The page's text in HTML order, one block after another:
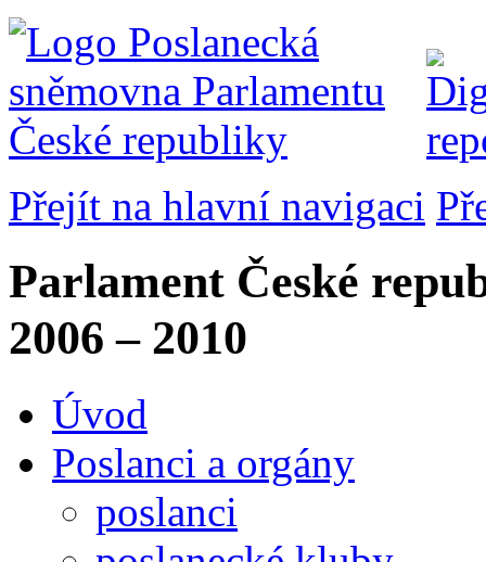
Přejít na hlavní navigaci
Parlament České
2006 – 2010
Úvod
Poslanci a orgány
poslanci